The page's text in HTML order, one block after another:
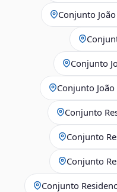
Conjunto
Conjunto
Conjunto
Conjunto
Conjunto
Conjunto
Conjunto